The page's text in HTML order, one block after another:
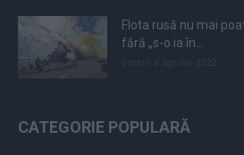
Flota rusă nu mai
fără „s-o ia în...
CATEGORIE POPULARĂ